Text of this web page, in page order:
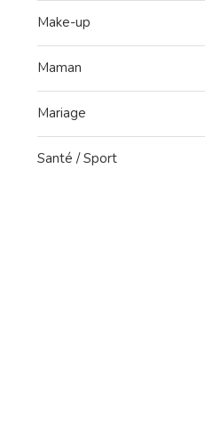
Make-up
Maman
Mariage
Santé / Sport